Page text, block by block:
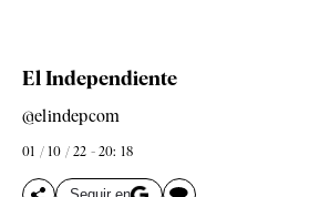
El Independiente
@elindepcom
01 / 10 / 22 - 20: 18